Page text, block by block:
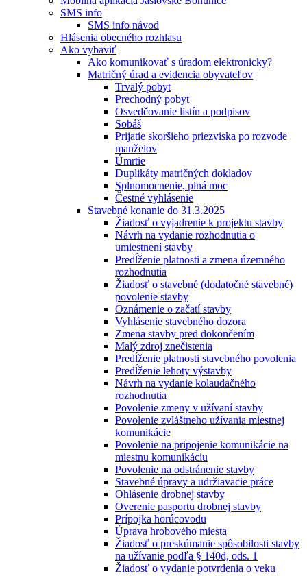
SMS info
SMS info návod
Hlásenia obecného rozhlasu
Ako vybaviť
Ako komunikovať s úradom elektronicky?
Matričný úrad a evidencia obyvateľov
Trvalý pobyt
Prechodný pobyt
Osvedčovanie listín a podpisov
Sobáš
Prijatie skoršieho priezviska po rozvode
manželov
Úmrtie
Duplikáty matričných dokladov
Splnomocnenie, plná moc
Čestné vyhlásenie
Stavebné konanie do 31.3.2025
Žiadosť o vyjadrenie k projektu stavby
Návrh na vydanie rozhodnutia o
umiestnení stavby
Predĺženie platnosti a zmena územného
rozhodnutia
Žiadosť o stavebné (dodatočné stavebné)
povolenie stavby
Oznámenie o začatí stavby
Vyhlásenie stavebného dozora
Zmena stavby pred dokončením
Malý zdroj znečistenia
Predĺženie platnosti stavebného povolenia
Predĺženie lehoty výstavby
Návrh na vydanie kolaudačného
rozhodnutia
Povolenie zmeny v užívaní stavby
Povolenie zvláštneho užívania miestnej
komunikácie
Povolenie na pripojenie komunikácie na
miestnu komunikáciu
Povolenie na odstránenie stavby
Stavebné úpravy a udržiavacie práce
Ohlásenie drobnej stavby
Overenie pasportu drobnej stavby
Prípojka horúcovodu
Úprava hrobového miesta
Žiadosť o preskúmanie spôsobilosti stavby
na užívanie podľa § 140d, ods. 1
Žiadosť o vydanie potvrdenia o veku